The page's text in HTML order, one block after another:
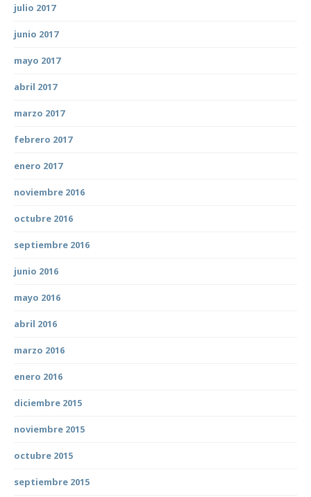
julio 2017
junio 2017
mayo 2017
abril 2017
marzo 2017
febrero 2017
enero 2017
noviembre 2016
octubre 2016
septiembre 2016
junio 2016
mayo 2016
abril 2016
marzo 2016
enero 2016
diciembre 2015
noviembre 2015
octubre 2015
septiembre 2015